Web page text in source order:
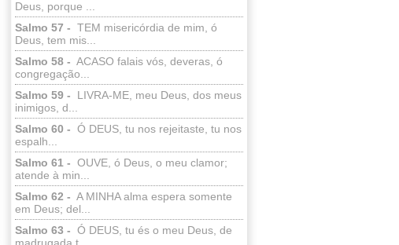
Deus, porque ...
Salmo 57 - TEM misericórdia de mim, ó
Deus, tem mis...
Salmo 58 - ACASO falais vós, deveras, ó
congregação...
Salmo 59 -
LIVRA-ME, meu Deus, dos meus
inimigos, d...
Salmo 60 - Ó DEUS, tu nos rejeitaste, tu nos
espalh...
Salmo 61 - OUVE, ó Deus, o meu clamor;
atende à min...
Salmo 62 - A MINHA alma espera somente
em Deus; del...
Salmo 63 - Ó DEUS, tu és o meu Deus, de